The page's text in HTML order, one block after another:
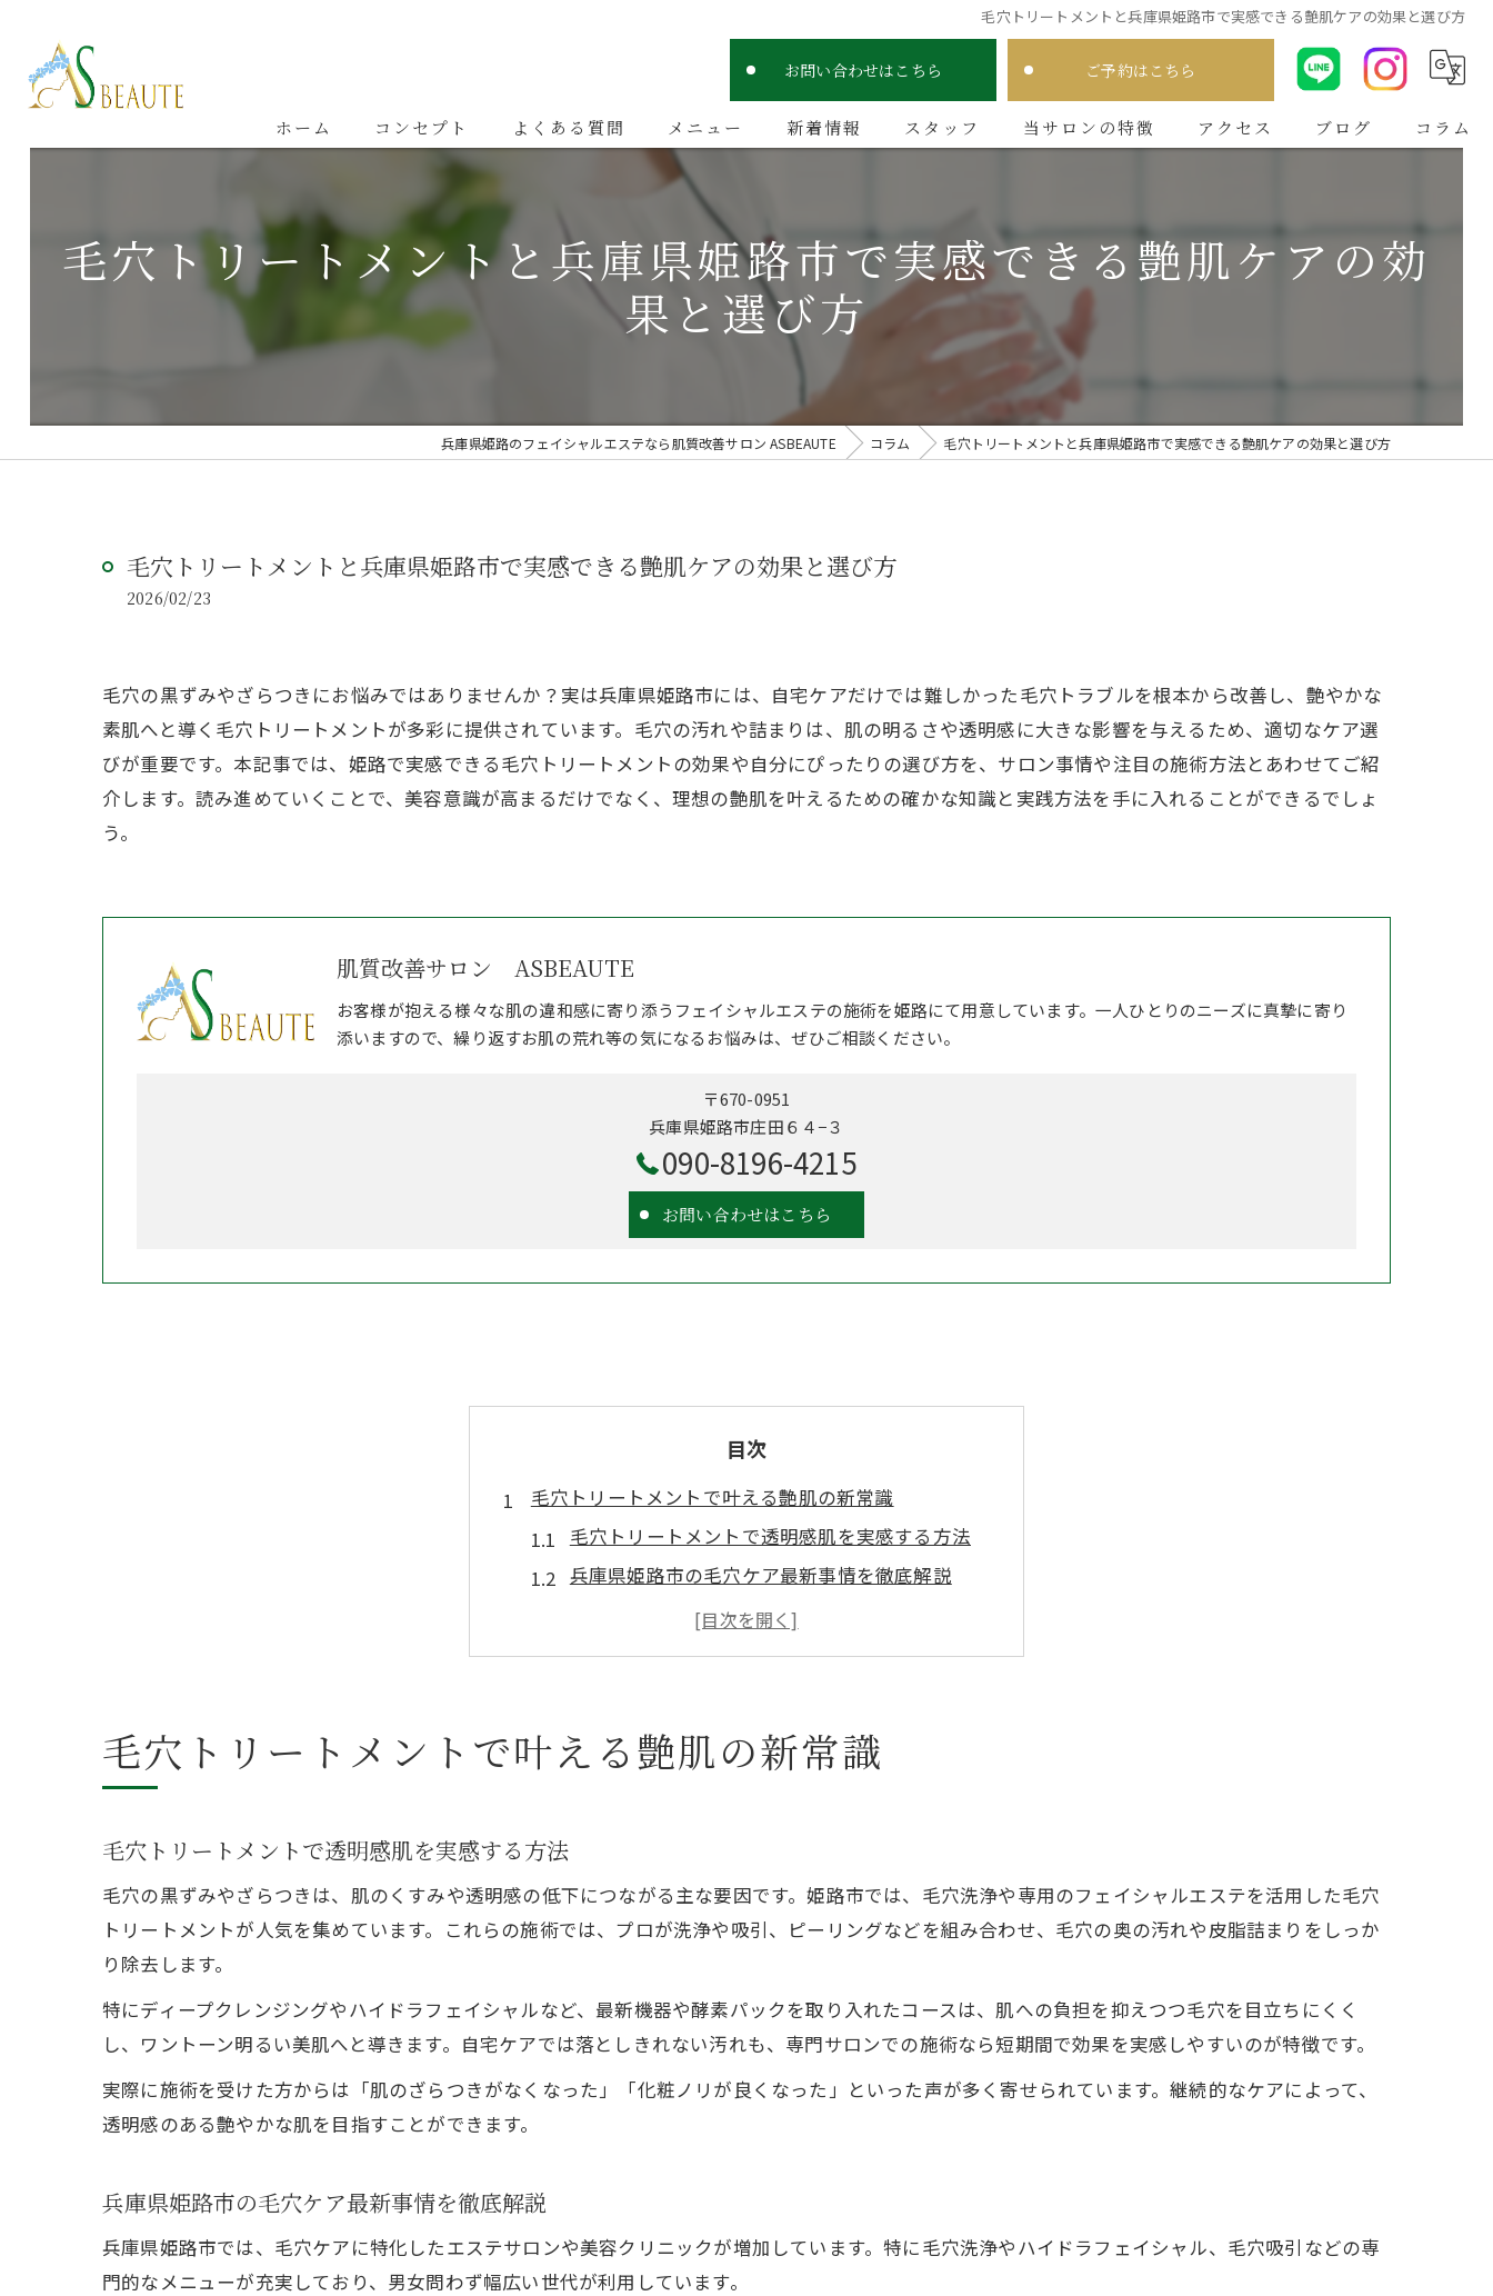
毛穴トリートメントと兵庫県姫路市で実感できる艶肌ケアの効果と選び方
お問い合わせはこちら ご予約はこちら
ホーム コンセプト よくある質問 メニュー 新着情報 スタッフ 当サロンの特徴
メンズ
シミ
アクセス ブログ コラム
毛穴トリートメントと兵庫県姫路市で実感できる艶肌ケアの効
果と選び方
兵庫県姫路のフェイシャルエステなら肌質改善サロン ASBEAUTE コラム 毛穴トリートメントと兵庫県姫路市で実感できる艶肌ケアの効果と選び方
毛穴トリートメントと兵庫県姫路市で実感できる艶肌ケアの効果と選び方
2026/02/23
毛穴の黒ずみやざらつきにお悩みではありませんか？実は兵庫県姫路市には、自宅ケアだけでは難しかった毛穴トラブルを根本から改善し、艶やかな
素肌へと導く毛穴トリートメントが多彩に提供されています。毛穴の汚れや詰まりは、肌の明るさや透明感に大きな影響を与えるため、適切なケア選
びが重要です。本記事では、姫路で実感できる毛穴トリートメントの効果や自分にぴったりの選び方を、サロン事情や注目の施術方法とあわせてご紹
介します。読み進めていくことで、美容意識が高まるだけでなく、理想の艶肌を叶えるための確かな知識と実践方法を手に入れることができるでしょ
う。
肌質改善サロン ASBEAUTE
お客様が抱える様々な肌の違和感に寄り添うフェイシャルエステの施術を姫路にて用意しています。一人ひとりのニーズに真摯に寄り
添いますので、繰り返すお肌の荒れ等の気になるお悩みは、ぜひご相談ください。
〒670-0951
兵庫県姫路市庄田６４−３
090-8196-4215
お問い合わせはこちら
目次
毛穴トリートメントで叶える艶肌の新常識
毛穴トリートメントで透明感肌を実感する方法
兵庫県姫路市の毛穴ケア最新事情を徹底解説
毛穴の黒ずみ改善に効果的な施術の選び方
毛穴洗浄と肌質改善の関係を知ろう
姫路で人気の毛穴洗浄体験とは
姫路の毛穴洗浄が選ばれる理由と効果
毛穴洗浄で感じる肌の明るさアップの秘訣
毛穴サロン選びで失敗しないポイント
毛穴悩みに最新フェイシャルケアが注目される訳
最新トリートメントで毛穴の詰まり徹底ケア
フェイシャルケアの進化と毛穴改善の効果
毛穴エクストラクションに注目の理由を解説
毛穴エクストラクションで実感する違い
姫路で人気の毛穴エクストラクション体験
毛穴トリートメントで叶える艶肌の新常識
毛穴トリートメントで透明感肌を実感する方法
毛穴の黒ずみやざらつきは、肌のくすみや透明感の低下につながる主な要因です。姫路市では、毛穴洗浄や専用のフェイシャルエステを活用した毛穴
トリートメントが人気を集めています。これらの施術では、プロが洗浄や吸引、ピーリングなどを組み合わせ、毛穴の奥の汚れや皮脂詰まりをしっか
り除去します。
特にディープクレンジングやハイドラフェイシャルなど、最新機器や酵素パックを取り入れたコースは、肌への負担を抑えつつ毛穴を目立ちにくく
し、ワントーン明るい美肌へと導きます。自宅ケアでは落としきれない汚れも、専門サロンでの施術なら短期間で効果を実感しやすいのが特徴です。
実際に施術を受けた方からは「肌のざらつきがなくなった」「化粧ノリが良くなった」といった声が多く寄せられています。継続的なケアによって、
透明感のある艶やかな肌を目指すことができます。
兵庫県姫路市の毛穴ケア最新事情を徹底解説
兵庫県姫路市では、毛穴ケアに特化したエステサロンや美容クリニックが増加しています。特に毛穴洗浄やハイドラフェイシャル、毛穴吸引などの専
門的なメニューが充実しており、男女問わず幅広い世代が利用しています。